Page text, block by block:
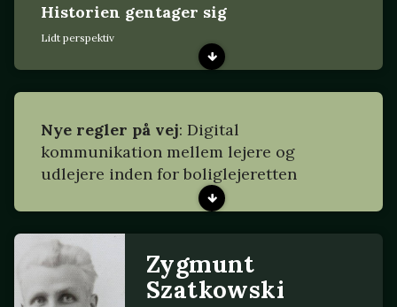
Historien gentager sig
Lidt perspektiv
Nye regler på vej: Digital
kommunikation mellem lejere og
udlejere inden for boliglejeretten
Zygmunt
Szatkowski